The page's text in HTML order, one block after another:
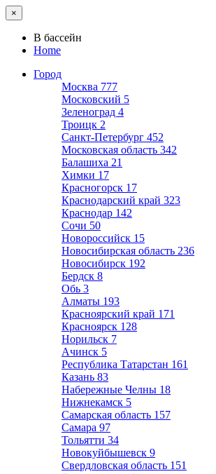
×
В бассейн
Home
Город
Москва 777
Московский 5
Зеленоград 4
Троицк 2
Санкт-Петербург 452
Московская область 342
Балашиха 21
Химки 17
Красногорск 17
Краснодарский край 323
Краснодар 142
Сочи 50
Новороссийск 15
Новосибирская область 236
Новосибирск 192
Бердск 8
Обь 3
Алматы 193
Красноярский край 171
Красноярск 128
Норильск 7
Ачинск 5
Республика Татарстан 161
Казань 83
Набережные Челны 18
Нижнекамск 5
Самарская область 157
Самара 97
Тольятти 34
Новокуйбышевск 9
Свердловская область 151